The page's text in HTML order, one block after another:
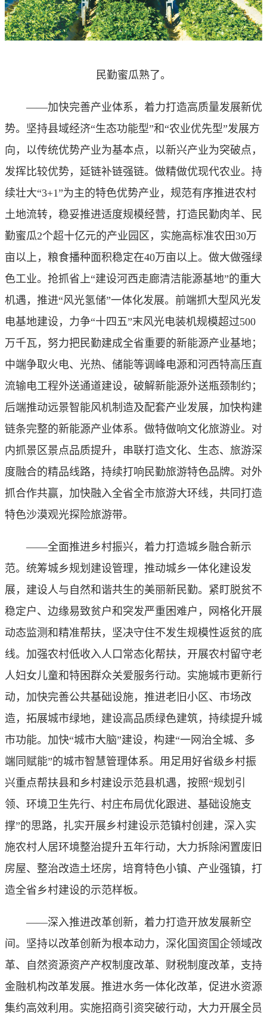
民勤蜜瓜熟了。
——加快完善产业体系，着力打造高质量发展新优
势。坚持县域经济“生态功能型”和“农业优先型”发展方
向，以传统优势产业为基本点，以新兴产业为突破点，
发挥比较优势，延链补链强链。做精做优现代农业。持
续壮大“3+1”为主的特色优势产业，规范有序推进农村
土地流转，稳妥推进适度规模经营，打造民勤肉羊、民
勤蜜瓜2个超十亿元的产业园区，实施高标准农田30万
亩以上，粮食播种面积稳定在40万亩以上。做大做强绿
色工业。抢抓省上“建设河西走廊清洁能源基地”的重大
机遇，推进“风光氢储”一体化发展。前端抓大型风光发
电基地建设，力争“十四五”末风光电装机规模超过500
万千瓦，努力把民勤建成全省重要的新能源产业基地；
中端争取火电、光热、储能等调峰电源和河西特高压直
流输电工程外送通道建设，破解新能源外送瓶颈制约；
后端推动远景智能风机制造及配套产业发展，加快构建
链条完整的新能源产业体系。做特做响文化旅游业。对
内抓景区景点品质提升，串联打造文化、生态、旅游深
度融合的精品线路，持续打响民勤旅游特色品牌。对外
抓合作共赢，加快融入全省全市旅游大环线，共同打造
特色沙漠观光探险旅游带。
——全面推进乡村振兴，着力打造城乡融合新示
范。统筹城乡规划建设管理，推动城乡一体化建设发
展，建设人与自然和谐共生的美丽新民勤。紧盯脱贫不
稳定户、边缘易致贫户和突发严重困难户，网格化开展
动态监测和精准帮扶，坚决守住不发生规模性返贫的底
线。加强农村低收入人口常态化帮扶，开展农村留守老
人妇女儿童和特困群众关爱服务行动。实施城市更新行
动，加快完善公共基础设施，推进老旧小区、市场改
造，拓展城市绿地，建设高品质绿色建筑，持续提升城
市功能。加快“城市大脑”建设，构建“一网治全城、多
端同赋能”的城市智慧管理体系。用足用好省级乡村振
兴重点帮扶县和乡村建设示范县机遇，按照“规划引
领、环境卫生先行、村庄布局优化跟进、基础设施支
撑”的思路，扎实开展乡村建设示范镇村创建，深入实
施农村人居环境整治提升五年行动，大力拆除闲置废旧
房屋、整治改造土坯房，培育特色小镇、产业强镇，打
造全省乡村建设的示范样板。
——深入推进改革创新，着力打造开放发展新空
间。坚持以改革创新为根本动力，深化国资国企领域改
革、自然资源资产产权制度改革、财税制度改革，支持
金融机构改革发展。推进水务一体化改革，促进水资源
集约高效利用。实施招商引资突破行动，大力开展全员